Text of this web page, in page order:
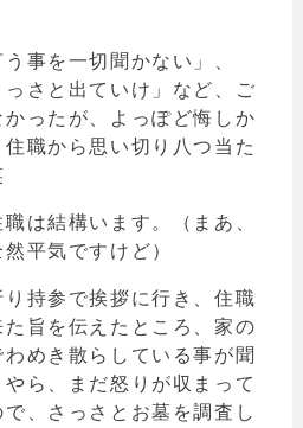
事を一切聞かない」、
っさと出ていけ」など、ご
ったが、よっぽど悔しか
職から思い切り八つ当た
は結構います。（まあ、
平気ですけど）
持参で挨拶に行き、住職
旨を伝えたところ、家の
めき散らしている事が聞
ら、まだ怒りが収まって
、さっさとお墓を調査し